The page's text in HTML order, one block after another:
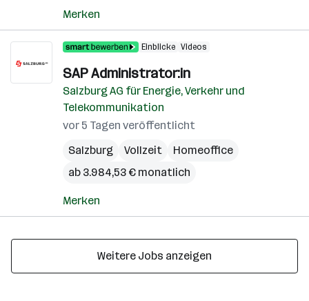
Merken
Einblicke Videos
SAP Administrator:in
Salzburg AG für Energie, Verkehr und
Telekommunikation
vor 5 Tagen veröffentlicht
Salzburg
Vollzeit
Homeoffice
ab 3.984,53 € monatlich
Merken
Weitere Jobs anzeigen